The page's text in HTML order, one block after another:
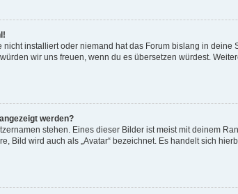
installiert oder niemand hat das Forum bislang in
wir uns freuen, wenn du es übersetzen würdest.
werden?
stehen. Eines dieser Bilder ist meist mit deinem
Bild wird auch als „Avatar“ bezeichnet. Es handelt sich